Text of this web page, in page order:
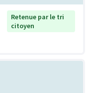
Retenue par le tri
citoyen